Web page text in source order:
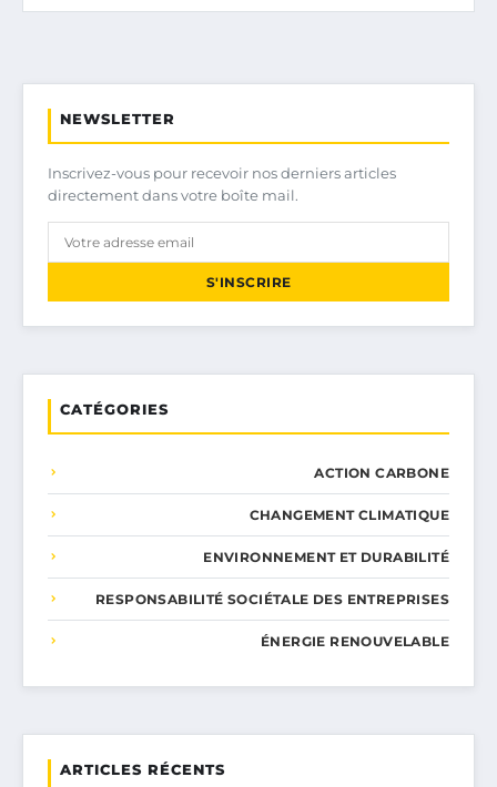
NEWSLETTER
Inscrivez-vous pour recevoir nos derniers articles
directement dans votre boîte mail.
S'INSCRIRE
CATÉGORIES
ACTION CARBONE
CHANGEMENT CLIMATIQUE
ENVIRONNEMENT ET DURABILITÉ
RESPONSABILITÉ SOCIÉTALE DES ENTREPRISES
ÉNERGIE RENOUVELABLE
ARTICLES RÉCENTS